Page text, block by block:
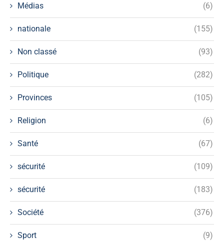
Médias (6)
nationale (155)
Non classé (93)
Politique (282)
Provinces (105)
Religion (6)
Santé (67)
sécurité (109)
sécurité (183)
Société (376)
Sport (9)